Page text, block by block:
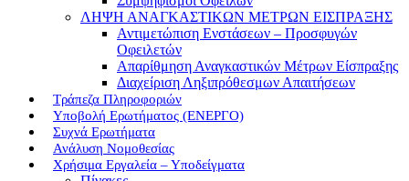
ΛΗΨΗ ΑΝΑΓΚΑΣΤΙΚΩΝ ΜΕΤΡΩΝ ΕΙΣΠΡΑΞΗΣ
Αντιμετώπιση Ενστάσεων – Προσφυγών
Οφειλετών
Απαρίθμηση Αναγκαστικών Μέτρων Είσπραξης
Διαχείριση Ληξιπρόθεσμων Απαιτήσεων
Τράπεζα Πληροφοριών
Υποβολή Ερωτήματος (ΕΝΕΡΓΟ)
Συχνά Ερωτήματα
Ανάλυση Νομοθεσίας
Χρήσιμα Εργαλεία – Υποδείγματα